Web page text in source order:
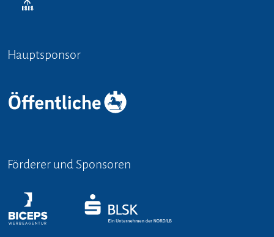
Hauptsponsor
Förderer und Sponsoren